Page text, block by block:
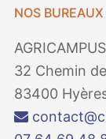
NOS BUREAUX
AGRICAMPUS
32 Chemin
83400